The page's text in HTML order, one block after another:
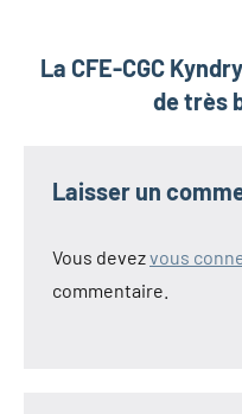
La CFE-CGC
de très
Laisser un
Vous devezvous
commentaire.